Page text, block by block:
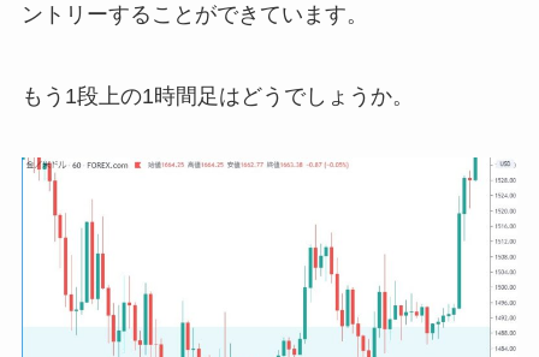
ントリーすることができています。
もう1段上の1時間足はどうでしょうか。